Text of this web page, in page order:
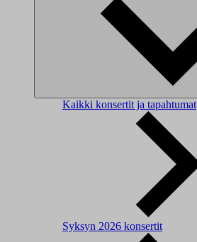
Kaikki konsertit ja tapahtumat
Syksyn 2026 konsertit